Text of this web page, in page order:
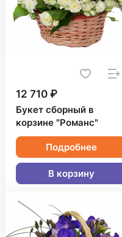
12 710 ₽
Букет сборный в
корзине "Романс"
Подробнее
В корзину